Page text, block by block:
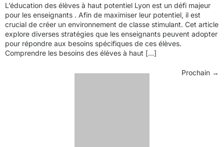
L’éducation des élèves à haut potentiel Lyon est un défi majeur
pour les enseignants . Afin de maximiser leur potentiel, il est
crucial de créer un environnement de classe stimulant. Cet article
explore diverses stratégies que les enseignants peuvent adopter
pour répondre aux besoins spécifiques de ces élèves.
Comprendre les besoins des élèves à haut […]
Prochain →